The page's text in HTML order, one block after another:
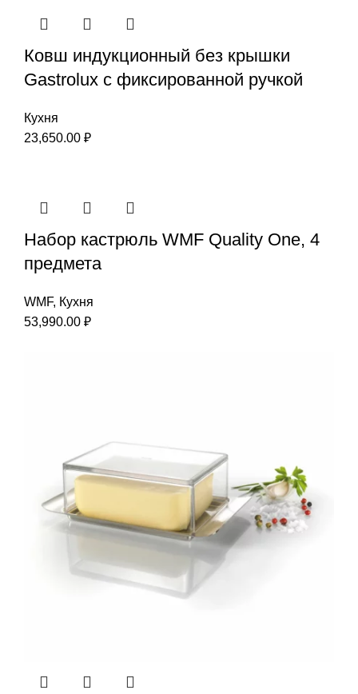
Ковш индукционный без крышки
Gastrolux с фиксированной ручкой
Кухня
23,650.00 ₽
Набор кастрюль WMF Quality One, 4
предмета
WMF, Кухня
53,990.00 ₽